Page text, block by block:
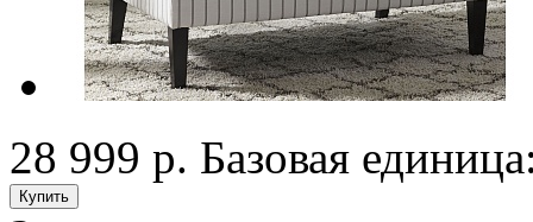
28 999 р. Базовая